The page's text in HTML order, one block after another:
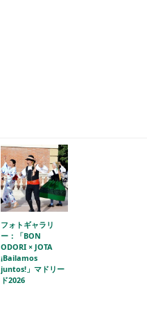
フォトギャラリ
ー：「BON
ODORI × JOTA
¡Bailamos
juntos!」マドリー
ド2026